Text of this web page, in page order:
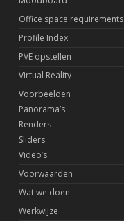
Office space requirements
Profile Index
PVE opstellen
Virtual Reality
Voorbeelden
Panorama’s
Renders
Sliders
Video’s
Voorwaarden
Wat we doen
Werkwijze